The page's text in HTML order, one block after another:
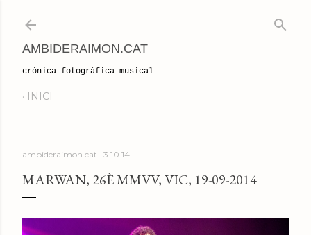
AMBIDERAIMON.CAT
crónica fotogràfica musical
INICI
ambideraimon.cat 3.10.14
MARWAN, 26È MMVV, VIC, 19-09-2014